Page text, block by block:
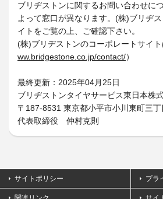
ブリヂストンに関するお問い合わせに
よって窓口が異なります。(株)ブリヂ
イトをご覧の上、ご確認下さい。
(株)ブリヂストンのコーポレートサイ
ww.bridgestone.co.jp/contact/）
最終更新：2025年04月25日
ブリヂストンタイヤサービス東日本株
〒187-8531 東京都小平市小川東町三
代表取締役 仲村克則
サイトポリシー プラ